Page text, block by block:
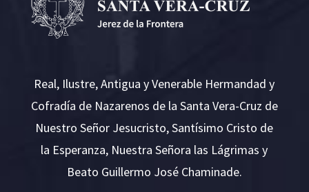
Real, Ilustre, Antigua y Venerable Hermandad y
Cofradía de Nazarenos de la Santa Vera-Cruz de
Nuestro Señor Jesucristo, Santísimo Cristo de
la Esperanza, Nuestra Señora las Lágrimas y
Beato Guillermo José Chaminade.